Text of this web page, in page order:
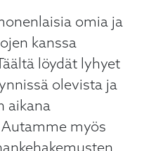
omia ja
kanssa
löydät lyhyet
olevista ja
aikana
myös